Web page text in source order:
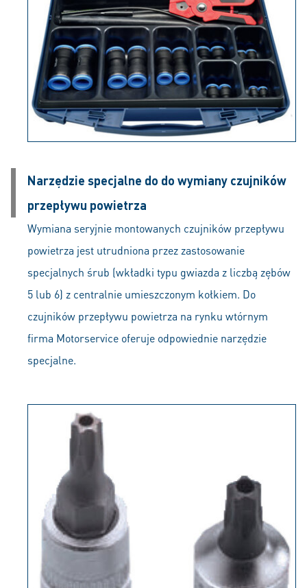
Narzędzie specjalne do do wymiany czujników
przepływu powietrza
Wymiana seryjnie montowanych czujników przepływu
powietrza jest utrudniona przez zastosowanie
specjalnych śrub (wkładki typu gwiazda z liczbą zębów
5 lub 6) z centralnie umieszczonym kołkiem. Do
czujników przepływu powietrza na rynku wtórnym
firma Motorservice oferuje odpowiednie narzędzie
specjalne.